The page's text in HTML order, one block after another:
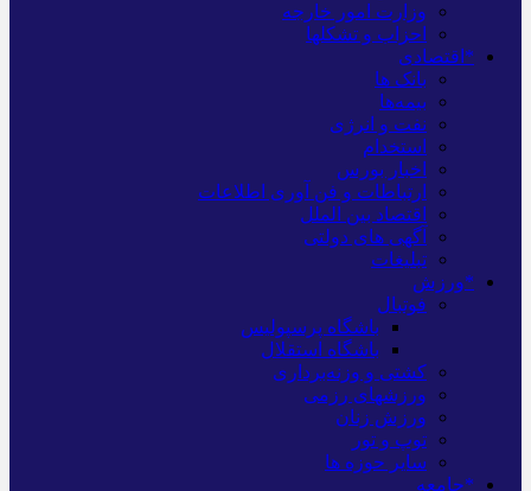
وزارت امور خارجه
احزاب و تشکلها
*اقتصادی
بانک ها
بیمه‌ها
نفت و انرژی
استخدام
اخبار بورس
ارتباطات و فن آوری اطلاعات
اقتصاد بین الملل
آگهی های دولتی
تبلیغات
*ورزش
فوتبال
باشگاه پرسپولیس
باشگاه استقلال
کشتی و وزنه‌برداری
ورزشهای رزمی
ورزش زنان
توپ و تور
سایر حوزه ها
*جامعه